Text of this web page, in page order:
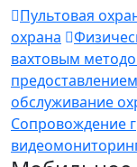
Пультовая
охрана
вахтовым
обслуживание
Сопровождение